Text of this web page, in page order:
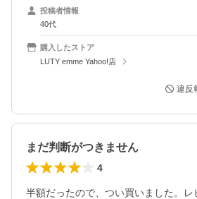
投稿者情報
40代
購入したストア
LUTY emme Yahoo!店
違反
まだ判断がつきません
4
半額だったので、つい買いました。レ